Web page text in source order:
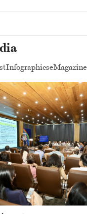
InfographicseMagazine